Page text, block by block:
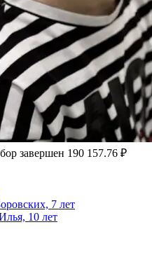
завершен 190 157.76 ₽
7 лет
10 лет